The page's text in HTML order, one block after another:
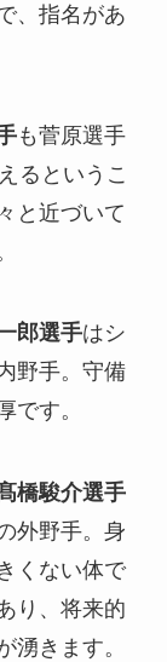
、指名があ
も菅原選手
るというこ
と近づいて
郎選手はシ
野手。守備
です。
橋駿介選手
外野手。身
くない体で
り、将来的
湧きます。